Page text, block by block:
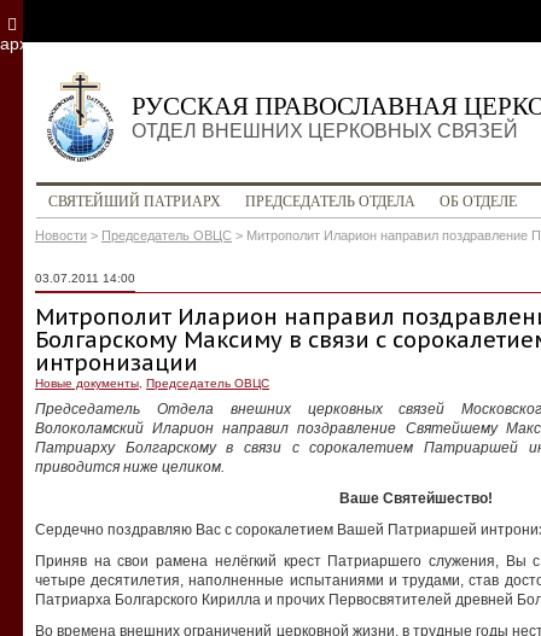
РУССКАЯ ПРАВОСЛАВНАЯ
ОТДЕЛ ВНЕШНИХ ЦЕРКОВНЫХ СВЯЗЕЙ
СВЯТЕЙШИЙ ПАТРИАРХ ПРЕДСЕДАТЕЛЬ ОТДЕЛА ОБ ОТДЕЛЕ
Новости > Председатель ОВЦС > Митрополит Иларион направил поздравление
03.07.2011 14:00
Митрополит Иларион направил
Болгарскому Максиму в связи с
интронизации
Новые документы Председатель ОВЦС
Председатель Отдела внешних церковных связей
Волоколамский Иларион направил поздравление Святейшему
Патриарху Болгарскому в связи с сорокалетием Патриаршей
приводится ниже целиком.
Ваше Святейшество!
Сердечно поздравляю Вас с сорокалетием Вашей Патриаршей
Приняв на свои рамена нелёгкий крест Патриаршего служения, Вы
четыре десятилетия, наполненные испытаниями и трудами, став
Патриарха Болгарского Кирилла и прочих Первосвятителей древней
Во времена внешних ограничений церковной жизни, в трудные годы
архив